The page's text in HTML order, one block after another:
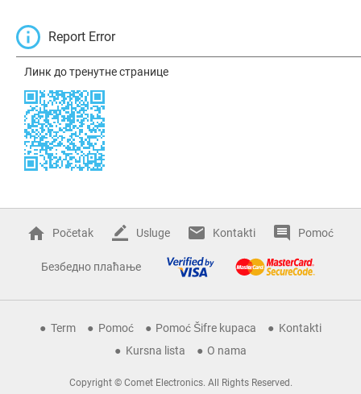
Report Error
Линк до тренутне странице
Početak Usluge Kontakti Pomoć
Безбедно плаћање
Term Pomoć Pomoć Šifre kupaca
Kontakti
Kursna lista
O nama
Copyright © Comet Electronics. All Rights Reserved.